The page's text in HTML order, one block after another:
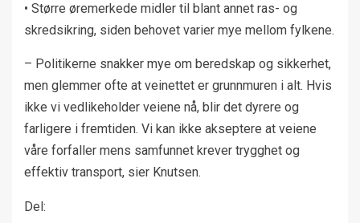
• Større øremerkede midler til blant annet ras- og
skredsikring, siden behovet varier mye mellom fylkene.
– Politikerne snakker mye om beredskap og sikkerhet,
men glemmer ofte at veinettet er grunnmuren i alt. Hvis
ikke vi vedlikeholder veiene nå, blir det dyrere og
farligere i fremtiden. Vi kan ikke akseptere at veiene
våre forfaller mens samfunnet krever trygghet og
effektiv transport, sier Knutsen.
Del: